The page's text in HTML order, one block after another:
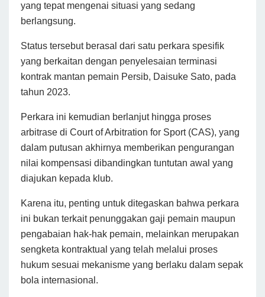
yang tepat mengenai situasi yang sedang
berlangsung.
Status tersebut berasal dari satu perkara spesifik
yang berkaitan dengan penyelesaian terminasi
kontrak mantan pemain Persib, Daisuke Sato, pada
tahun 2023.
Perkara ini kemudian berlanjut hingga proses
arbitrase di Court of Arbitration for Sport (CAS), yang
dalam putusan akhirnya memberikan pengurangan
nilai kompensasi dibandingkan tuntutan awal yang
diajukan kepada klub.
Karena itu, penting untuk ditegaskan bahwa perkara
ini bukan terkait penunggakan gaji pemain maupun
pengabaian hak-hak pemain, melainkan merupakan
sengketa kontraktual yang telah melalui proses
hukum sesuai mekanisme yang berlaku dalam sepak
bola internasional.